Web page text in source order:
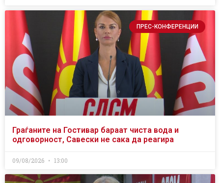
ПРЕС-КОНФЕРЕНЦИИ
Граѓаните на Гостивар бараат чиста вода и
одговорност, Савески не сака да реагира
09/08/2026 13:00